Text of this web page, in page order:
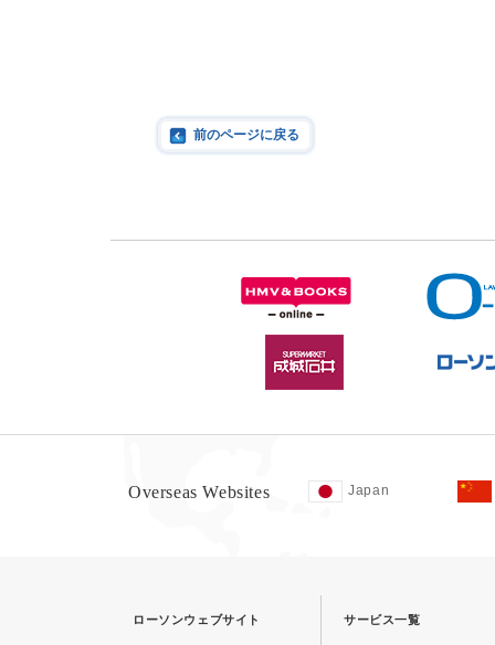
前のページに戻る
Overseas Websites Japan
ローソンウェブサイト サービス一覧